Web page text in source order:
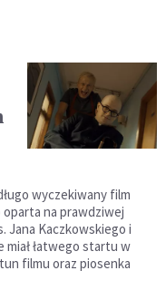
wyczekiwany film
oparta na prawdziwej
Jana Kaczkowskiego i
miał łatwego startu w
filmu oraz piosenka